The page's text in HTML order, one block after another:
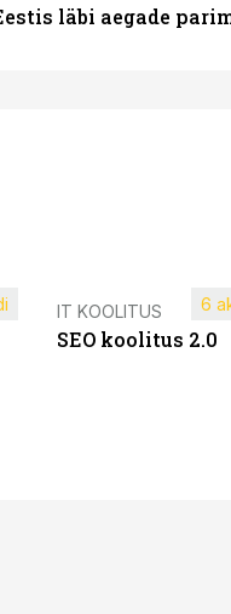
läbi aegade
IT KOOLITUS
SEO koolitus 2.0
6